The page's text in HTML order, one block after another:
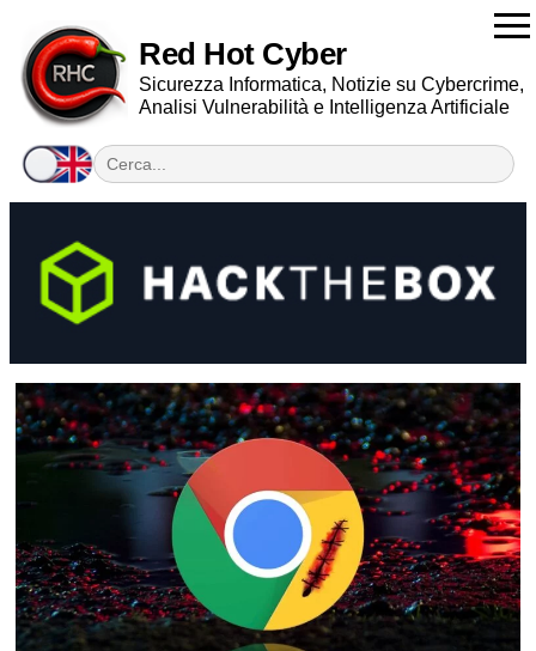
Red Hot Cyber
Sicurezza Informatica, Notizie su Cybercrime,
Analisi Vulnerabilità e Intelligenza Artificiale